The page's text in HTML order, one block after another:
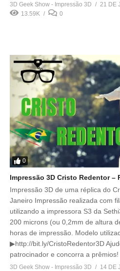
3D Geek Show - Impressão 3D
21 DE
13.59K
0
0
Impressão 3D Cristo Redentor –
Impressão 3D de uma réplica do
Janeiro Impressão realizada com
utilizando a impressora S3 da
200 microns (ou 0,2mm de altura
horas de impressão. Modelo
▶http://bit.ly/CristoRedentor3D
patrocinador e concorra a
3D Geek Show - Impressão 3D
14 DE